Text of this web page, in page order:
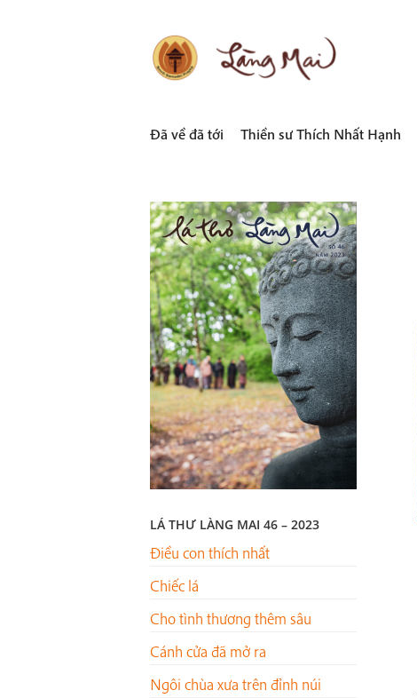
LÀNG MAI
Đã về đã tới Thiền sư Thích Nhất Hạnh
LÁ THƯ LÀNG MAI 46 – 2023
Điều con thích nhất
Chiếc lá
Cho tình thương thêm sâu
Cánh cửa đã mở ra
Ngôi chùa xưa trên đỉnh núi